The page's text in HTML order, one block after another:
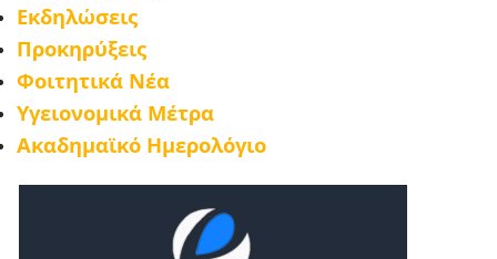
Εκδηλώσεις
Προκηρύξεις
Φοιτητικά Νέα
Υγειονομικά Μέτρα
Ακαδημαϊκό Ημερολόγιο